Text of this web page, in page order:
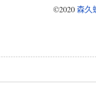
©2020森久